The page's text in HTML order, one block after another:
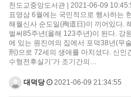
천도교중앙도서관 | 2021-06-09
표영삼 6월에는 국민적으로 행사하는
해월신사 순도일(殉道日)이 끼어있다.
벌써85주년(올해 123주년)이 된다. 강
에 있는 원진여의 집에서 포덕38년(무
刑)으로 72세의 생애를 마치셨다. 신인
수형전후실기’가 조기간의…
대덕당 2021-06-09 21:34:55